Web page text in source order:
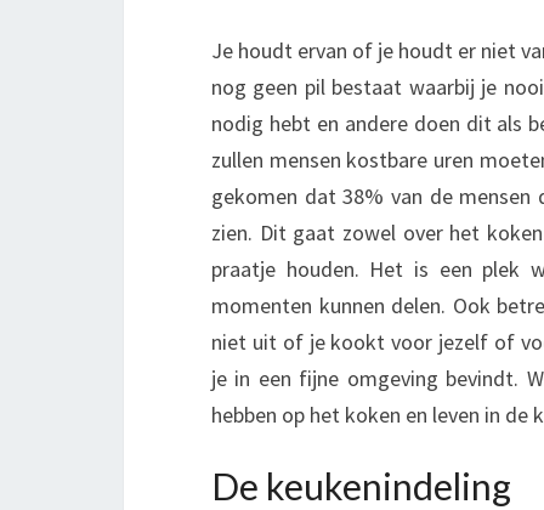
T
I
E
V
E
U
K
E
N
S
R
Je houdt ervan of je houdt er niet
nog geen pil bestaat waarbij je
nodig hebt en andere doen dit als
zullen mensen kostbare uren
gekomen dat 38% van de mensen
zien. Dit gaat zowel over het
praatje houden. Het is een plek
momenten kunnen delen. Ook
niet uit of je kookt voor jezelf of
je in een fijne omgeving bevindt.
hebben op het koken en leven in de
De keukenindeling